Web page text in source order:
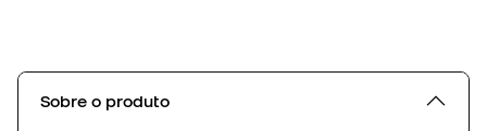
Sobre o produto